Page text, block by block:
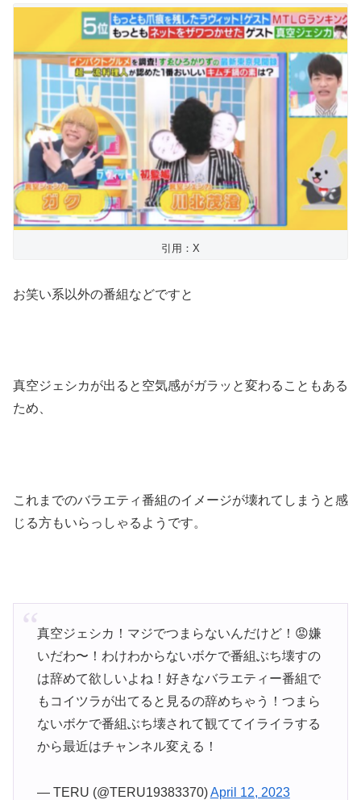
引用：X
お笑い系以外の番組などですと
真空ジェシカが出ると空気感がガラッと変わることもある
ため、
これまでのバラエティ番組のイメージが壊れてしまうと感
じる方もいらっしゃるようです。
真空ジェシカ！マジでつまらないんだけど！😡嫌
いだわ〜！わけわからないボケで番組ぶち壊すの
は辞めて欲しいよね！好きなバラエティー番組で
もコイツラが出てると見るの辞めちゃう！つまら
ないボケで番組ぶち壊されて観ててイライラする
から最近はチャンネル変える！
— TERU (@TERU19383370)April 12, 2023